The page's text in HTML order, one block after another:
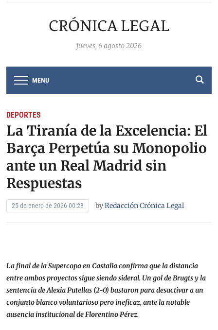
CRÓNICA LEGAL
jueves, 6 agosto 2026
MENU
DEPORTES
La Tiranía de la Excelencia: El
Barça Perpetúa su Monopolio
ante un Real Madrid sin
Respuestas
25 de enero de 2026 00:28 byRedacción Crónica Legal
La final de la Supercopa en Castalia confirma que la distancia
entre ambos proyectos sigue siendo sideral. Un gol de Brugts y la
sentencia de Alexia Putellas (2-0) bastaron para desactivar a un
conjunto blanco voluntarioso pero ineficaz, ante la notable
ausencia institucional de Florentino Pérez.